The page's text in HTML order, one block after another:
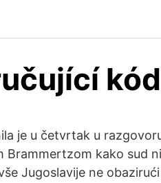
kód
je u četvrtak u
Brammertzom kako sud
Jugoslavije ne obazirući